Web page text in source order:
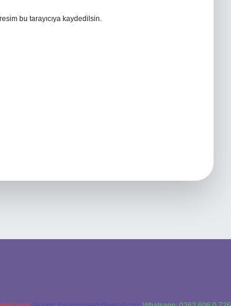
bu tarayıcıya kaydedilsin.